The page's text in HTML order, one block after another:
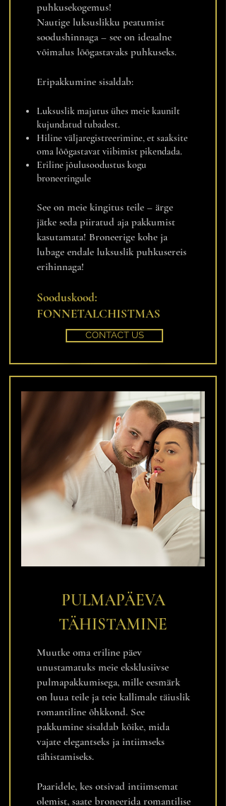
puhkusekogemus!
Nautige luksuslikku peatumist
soodushinnaga – see on ideaalne
võimalus lõõgastavaks puhkuseks.
Eripakkumine sisaldab:
Luksuslik majutus ühes meie kaunilt
kujundatud tubadest.
Hiline väljaregistreerimine, et saaksite
oma lõõgastavat viibimist pikendada.
Eriline jõulusoodustus kogu
broneeringule
See on meie kingitus teile – ärge
jätke seda piiratud aja pakkumist
kasutamata! Broneerige kohe ja
lubage endale luksuslik puhkusereis
erihinnaga!
Sooduskood:
FONNETALCHISTMAS
CONTACT US
PULMAPÄEVA
TÄHISTAMINE
Muutke oma eriline päev
unustamatuks meie eksklusiivse
pulmapakkumisega, mille eesmärk
on luua teile ja teie kallimale täiuslik
romantiline õhkkond. See
pakkumine sisaldab kõike, mida
vajate elegantseks ja intiimseks
tähistamiseks.
Paaridele, kes otsivad intiimsemat
olemist, saate broneerida romantilise